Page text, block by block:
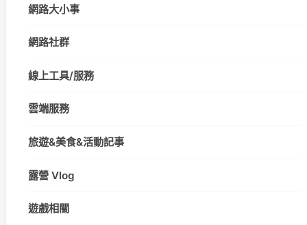
網路大小事
網路社群
線上工具/服務
雲端服務
旅遊&美食&活動記事
露營 Vlog
遊戲相關